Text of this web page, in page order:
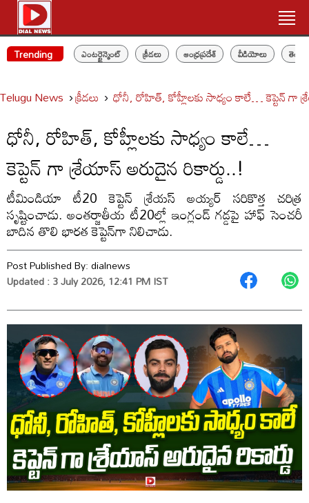
Trending ఎంటర్టైన్మెంట్ క్రీడలు ఆంధ్రప్రదేశ్ వీడియోలు
Telugu News క్రీడలు ధోనీ, రోహిత్, కోహ్లీలకు సాధ్యం కాలే… కెప్టెన్ గా
ధోనీ, రోహిత్, కోహ్లీలకు సాధ్యం కాలే…
కెప్టెన్ గా శ్రేయాస్ అరుదైన రికార్డు..!
టీమిండియా టీ20 కెప్టెన్ శ్రేయస్ అయ్యర్ సరికొత్త చరిత్ర
సృష్టించాడు. అంతర్జాతీయ టీ20ల్లో ఇంగ్లండ్ గడ్డపై హాఫ్ సెంచరీ
బాదిన తొలి భారత కెప్టెన్‌గా నిలిచాడు.
Post Published By:dialnews
Updated : 3 July 2026, 12:41 PM IST